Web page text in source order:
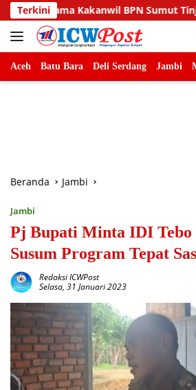
Langsung
ke
konten
TerkiniBPN Sumut Tinjau Pulau-Pulau
Aceh Batu Bara Deli Serdang Jambi
Beranda Jambi
Jambi
Pj Bupati Minta IDI Tebo
Susum Program Tepat
Redaksi ICWPost
Selasa, 31 Januari 2023